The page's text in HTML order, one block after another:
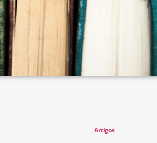
Artigos